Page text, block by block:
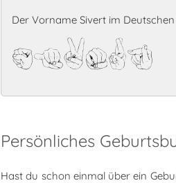
Der Vorname Sivert im
Sivert
Persönliches
Hast du schon einmal über ein